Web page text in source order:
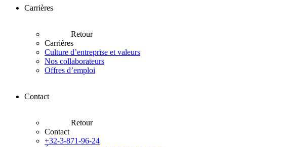
Carrières
Retour
Carrières
Culture d’entreprise et valeurs
Nos collaborateurs
Offres d’emploi
Contact
Retour
Contact
+32-3-871-96-24